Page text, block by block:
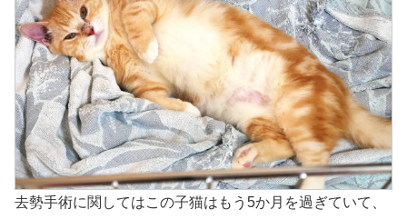
去勢手術に関してはこの子猫はもう5か月を過ぎていて、